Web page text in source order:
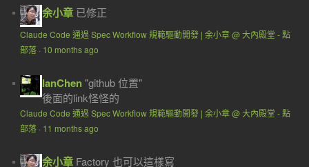
余小章 已修正
Claude Code 通過 Spec Workflow 規範驅動開發 | 余小章 @ 大內殿堂 - 點
部落· 10 months ago
IanChen"github 位置"
後面的link怪怪的
Claude Code 通過 Spec Workflow 規範驅動開發 | 余小章 @ 大內殿堂 - 點
部落· 11 months ago
余小章 Factory 也可以這樣寫